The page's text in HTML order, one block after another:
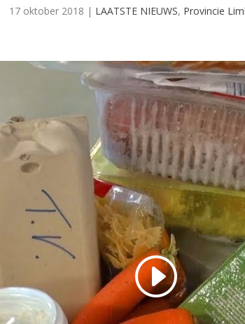
17 oktober 2018 | LAATSTE NIEUWS, Provincie